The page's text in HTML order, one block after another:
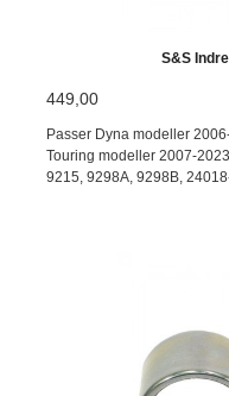
S&S
449,00
Passer Dyna modeller
Touring modeller 2007-
9215, 9298A, 9298B,